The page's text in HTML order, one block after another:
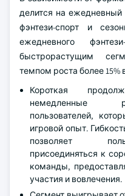
делится на ежедневный
фэнтези-спорт и
ежедневного
быстрорастущим
темпом роста более 15%
Короткая
немедленные
пользователей,
игровой опыт.
позволяет
присоединяться к
команды,
участия и вовлечения.